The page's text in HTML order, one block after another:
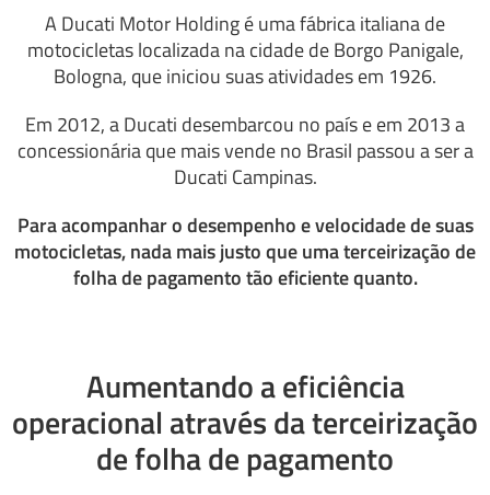
A Ducati Motor Holding é uma fábrica italiana de
motocicletas localizada na cidade de Borgo Panigale,
Bologna, que iniciou suas atividades em 1926.
Em 2012, a Ducati desembarcou no país e em 2013 a
concessionária que mais vende no Brasil passou a ser a
Ducati Campinas.
Para acompanhar o desempenho e velocidade de suas
motocicletas, nada mais justo que uma terceirização de
folha de pagamento tão eficiente quanto.
Aumentando a eficiência
operacional através da terceirização
de folha de pagamento